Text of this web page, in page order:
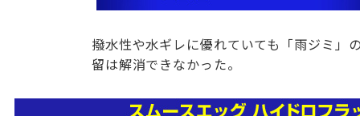
撥水性や水ギレに優れていても「雨ジミ」
留は解消できなかった。